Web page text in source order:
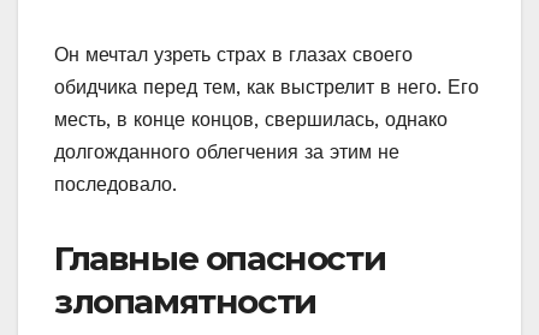
Он мечтал узреть страх в глазах своего
обидчика перед тем, как выстрелит в него. Его
месть, в конце концов, свершилась, однако
долгожданного облегчения за этим не
последовало.
Главные опасности
злопамятности